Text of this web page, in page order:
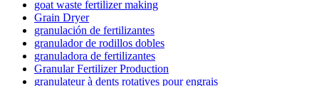
goat waste fertilizer making
Grain Dryer
granulación de fertilizantes
granulador de rodillos dobles
granuladora de fertilizantes
Granular Fertilizer Production
granulateur à dents rotatives pour engrais